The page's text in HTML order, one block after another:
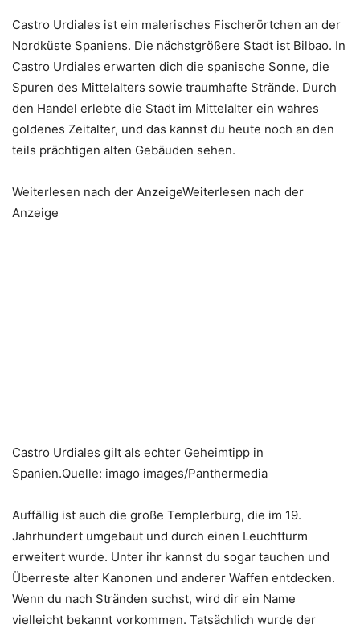
Castro Urdiales ist ein malerisches Fischerörtchen an der
Nordküste Spaniens. Die nächstgrößere Stadt ist Bilbao. In
Castro Urdiales erwarten dich die spanische Sonne, die
Spuren des Mittelalters sowie traumhafte Strände. Durch
den Handel erlebte die Stadt im Mittelalter ein wahres
goldenes Zeitalter, und das kannst du heute noch an den
teils prächtigen alten Gebäuden sehen.
Weiterlesen nach der AnzeigeWeiterlesen nach der
Anzeige
Castro Urdiales gilt als echter Geheimtipp in
Spanien.Quelle: imago images/Panthermedia
Auffällig ist auch die große Templerburg, die im 19.
Jahrhundert umgebaut und durch einen Leuchtturm
erweitert wurde. Unter ihr kannst du sogar tauchen und
Überreste alter Kanonen und anderer Waffen entdecken.
Wenn du nach Stränden suchst, wird dir ein Name
vielleicht bekannt vorkommen. Tatsächlich wurde der